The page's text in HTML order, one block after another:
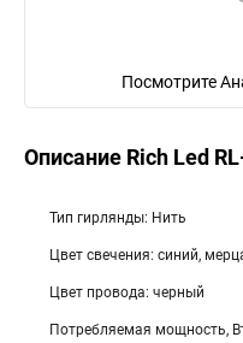
Посмотрите
Описание Rich Led
Тип гирлянды: Нить
Цвет свечения: синий,
Цвет провода: черный
Потребляемая мощность,